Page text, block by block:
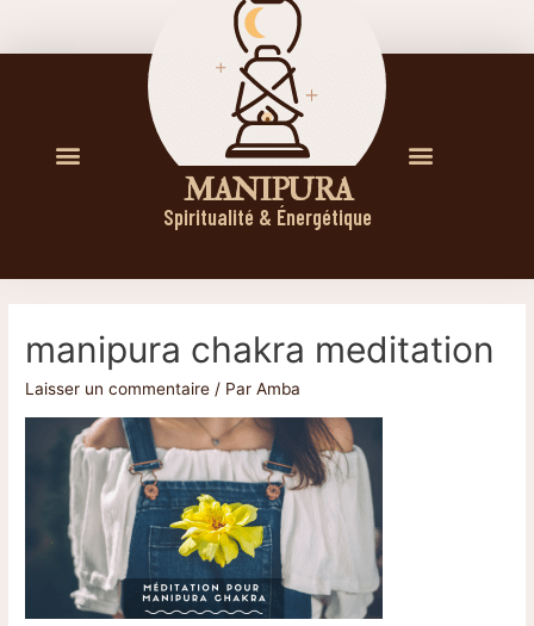
M A N I P U R A
Spiritualité & Énergétique
manipura chakra meditation
Laisser un commentaire / ParAmba